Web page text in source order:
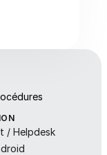
/ Helpdesk